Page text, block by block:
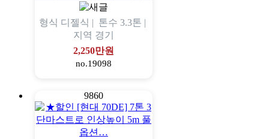
형식 디젤식 | 톤수 3.3톤 |
지역 경기
2,250만원
no.19098
9860